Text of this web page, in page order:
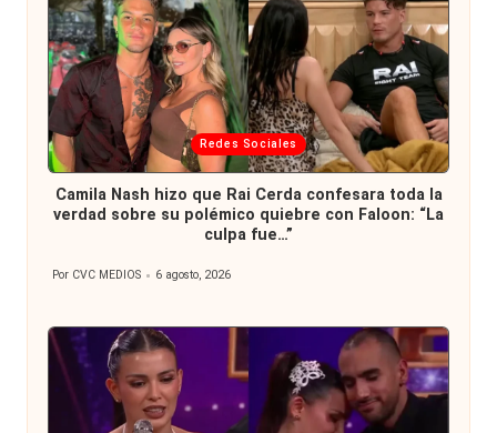
Publicada
en
Redes Sociales
Camila Nash hizo que Rai Cerda confesara toda la
verdad sobre su polémico quiebre con Faloon: “La
culpa fue…”
Publicado
Por CVC MEDIOS 6 agosto, 2026